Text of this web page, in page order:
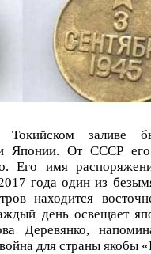
Токийском
Японии. От СССР
Его имя
года один из
находится
день освещает
Деревянко,
для страны якобы